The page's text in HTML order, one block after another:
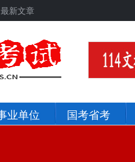
最新文章
业单位 国考省考